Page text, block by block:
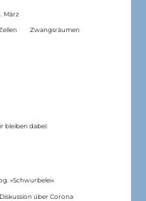
März
Zwangsräumen
bleiben dabei:
»Schwurbelei«
über Corona